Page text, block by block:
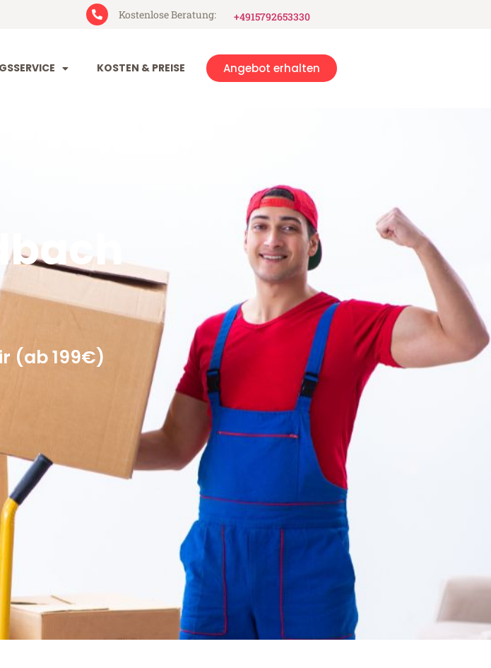
Kostenlose Beratung: +4915792653330
KOSTEN & PREISE Angebot erhalten
(ab 199€)